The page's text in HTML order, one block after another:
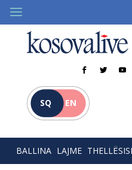
SQ EN
BALLINA LAJME